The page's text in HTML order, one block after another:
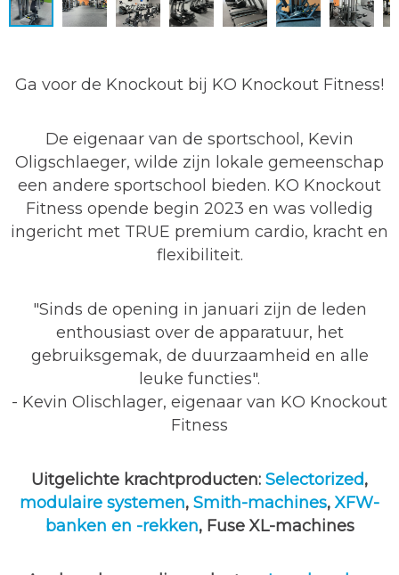
Ga voor de Knockout bij KO Knockout Fitness!
De eigenaar van de sportschool, Kevin
Oligschlaeger, wilde zijn lokale gemeenschap
een andere sportschool bieden. KO Knockout
Fitness opende begin 2023 en was volledig
ingericht met TRUE premium cardio, kracht en
flexibiliteit.
"Sinds de opening in januari zijn de leden
enthousiast over de apparatuur, het
gebruiksgemak, de duurzaamheid en alle
leuke functies".
- Kevin Olischlager, eigenaar van KO Knockout
Fitness
Uitgelichte krachtproducten: Selectorized,
modulaire systemen, Smith-machines,XFW-
banken en -rekken, Fuse XL-machines